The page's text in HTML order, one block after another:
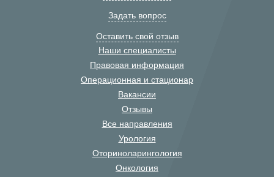
Задать вопрос
Оставить свой отзыв
Наши специалисты
Правовая информация
Операционная и стационар
Вакансии
Отзывы
Все направления
Урология
Оториноларингология
Онкология